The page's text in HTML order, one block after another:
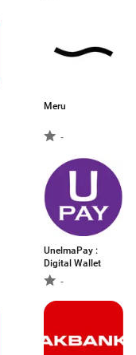
Meru
-
UnelmaPay :
Digital Wallet
-